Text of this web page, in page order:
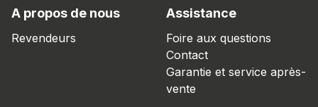
A propos de nous
Revendeurs
Assistance
Foire aux questions
Contact
Garantie et service après-
vente